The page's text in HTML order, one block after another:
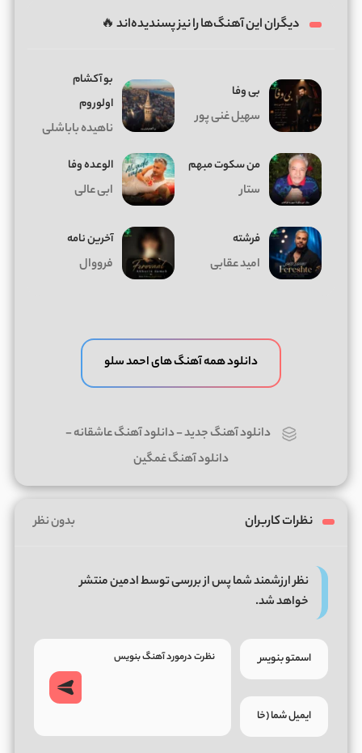
دیگران این آهنگ‌ها را نیز پسندیده‌اند 🔥
بی وفا
سهیل غنی پور
بو آکشام
اولوروم
ناهیده باباشلی
من سکوت مبهم
ستار
الوعده وفا
ابی عالی
فرشته
امید عقابی
آخرین نامه
فرووال
دانلود همه آهنگ های احمد سلو
دانلود آهنگ جدید-دانلود آهنگ عاشقانه-
دانلود آهنگ غمگین
نظرات کاربران بدون نظر
نظر ارزشمند شما پس از بررسی توسط ادمین منتشر
خواهد شد.